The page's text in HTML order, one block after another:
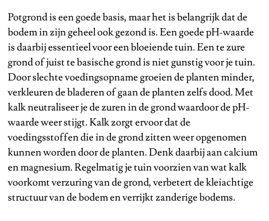
Potgrond is een goede basis, maar het is belangrijk dat de
bodem in zijn geheel ook gezond is. Een goede pH-waarde
is daarbij essentieel voor een bloeiende tuin. Een te zure
grond of juist te basische grond is niet gunstig voor je tuin.
Door slechte voedingsopname groeien de planten minder,
verkleuren de bladeren of gaan de planten zelfs dood. Met
kalk neutraliseer je de zuren in de grond waardoor de pH-
waarde weer stijgt. Kalk zorgt ervoor dat de
voedingsstoffen die in de grond zitten weer opgenomen
kunnen worden door de planten. Denk daarbij aan calcium
en magnesium. Regelmatig je tuin voorzien van wat kalk
voorkomt verzuring van de grond, verbetert de kleiachtige
structuur van de bodem en verrijkt zanderige bodems.